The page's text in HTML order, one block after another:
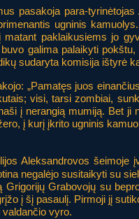
pasakoja para-
ugninis
matant paklaikusiems jo
galima palaikyti
sudaryta komisija ištyrė
„Pamatęs juos
visi, tarsi zombiai,
į nerangią mumiją. Bet
į kurį įkrito ugninis
Aleksandrovos
negalėjo susitaikyti su
Grabovojų su
į šį pasaulį. Pirmoji jį
vyro.